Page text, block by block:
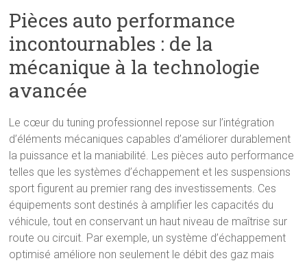
Pièces auto performance
incontournables : de la
mécanique à la technologie
avancée
Le cœur du tuning professionnel repose sur l’intégration
d’éléments mécaniques capables d’améliorer durablement
la puissance et la maniabilité. Les pièces auto performance
telles que les systèmes d’échappement et les suspensions
sport figurent au premier rang des investissements. Ces
équipements sont destinés à amplifier les capacités du
véhicule, tout en conservant un haut niveau de maîtrise sur
route ou circuit. Par exemple, un système d’échappement
optimisé améliore non seulement le débit des gaz mais